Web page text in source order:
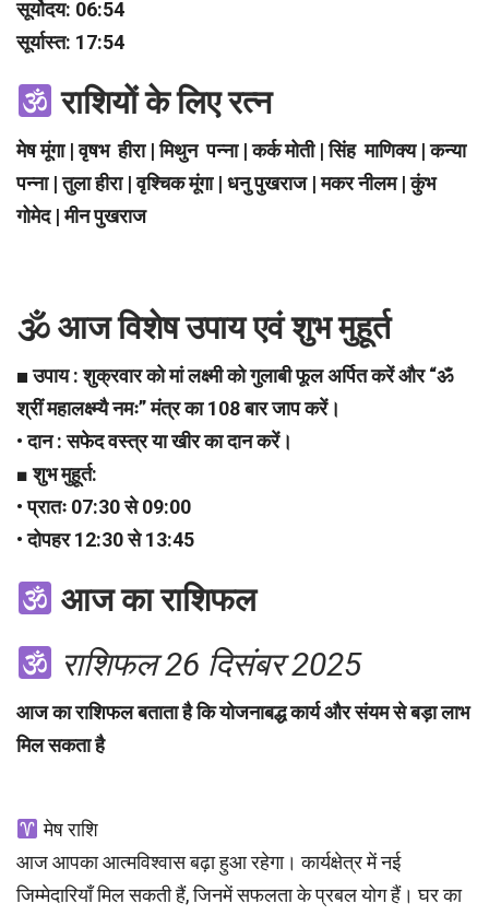
सूर्योदय: 06:54
सूर्यास्त: 17:54
राशियों के लिए रत्न
मेष मूंगा | वृषभ हीरा | मिथुन पन्ना | कर्क मोती | सिंह माणिक्य | कन्या
पन्ना | तुला हीरा | वृश्चिक मूंगा | धनु पुखराज | मकर नीलम | कुंभ
गोमेद | मीन पुखराज
🕉 आज विशेष उपाय एवं शुभ मुहूर्त
■उपाय : शुक्रवार को मां लक्ष्मी को गुलाबी फूल अर्पित करें और “ॐ
श्रीं महालक्ष्म्यै नमः” मंत्र का 108 बार जाप करें।
• दान : सफेद वस्त्र या खीर का दान करें।
■ शुभ मुहूर्त:
• प्रातः 07:30 से 09:00
• दोपहर 12:30 से 13:45
आज का राशिफल
राशिफल 26 दिसंबर 2025
आज का राशिफल बताता है कि योजनाबद्ध कार्य और संयम से बड़ा लाभ
मिल सकता है
मेष राशि
आज आपका आत्मविश्वास बढ़ा हुआ रहेगा। कार्यक्षेत्र में नई
जिम्मेदारियाँ मिल सकती हैं, जिनमें सफलता के प्रबल योग हैं। घर का